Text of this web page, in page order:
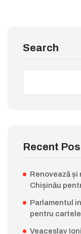
Search
Recent
Renovează și
Chișinău
Parlamentul
pentru
Veaceslav